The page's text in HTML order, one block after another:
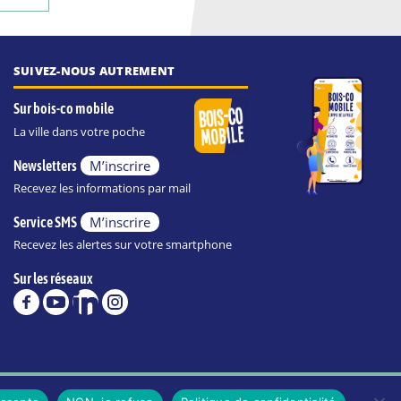
SUIVEZ-NOUS AUTREMENT
Sur bois-co mobile
La ville dans votre poche
Newsletters M’inscrire
Recevez les informations par mail
Service SMS M’inscrire
Recevez les alertes sur votre smartphone
Sur les réseaux
POLITIQUE DE CONFIDENTIALITÉ DE LA VILLE